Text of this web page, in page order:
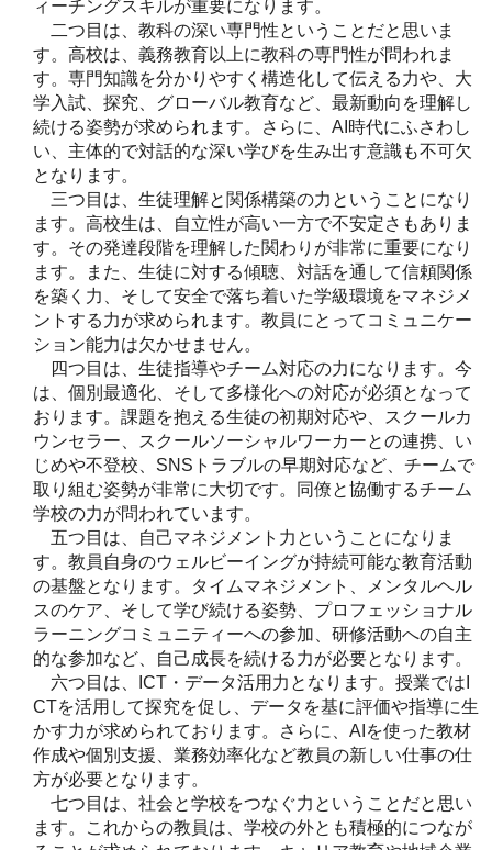
ィーチングスキルが重要になります。
二つ目は、教科の深い専門性ということだと思いま
す。高校は、義務教育以上に教科の専門性が問われま
す。専門知識を分かりやすく構造化して伝える力や、大
学入試、探究、グローバル教育など、最新動向を理解し
続ける姿勢が求められます。さらに、AI時代にふさわし
い、主体的で対話的な深い学びを生み出す意識も不可欠
となります。
三つ目は、生徒理解と関係構築の力ということになり
ます。高校生は、自立性が高い一方で不安定さもありま
す。その発達段階を理解した関わりが非常に重要になり
ます。また、生徒に対する傾聴、対話を通して信頼関係
を築く力、そして安全で落ち着いた学級環境をマネジメ
ントする力が求められます。教員にとってコミュニケー
ション能力は欠かせません。
四つ目は、生徒指導やチーム対応の力になります。今
は、個別最適化、そして多様化への対応が必須となって
おります。課題を抱える生徒の初期対応や、スクールカ
ウンセラー、スクールソーシャルワーカーとの連携、い
じめや不登校、SNSトラブルの早期対応など、チームで
取り組む姿勢が非常に大切です。同僚と協働するチーム
学校の力が問われています。
五つ目は、自己マネジメント力ということになりま
す。教員自身のウェルビーイングが持続可能な教育活動
の基盤となります。タイムマネジメント、メンタルヘル
スのケア、そして学び続ける姿勢、プロフェッショナル
ラーニングコミュニティーへの参加、研修活動への自主
的な参加など、自己成長を続ける力が必要となります。
六つ目は、ICT・データ活用力となります。授業ではI
CTを活用して探究を促し、データを基に評価や指導に生
かす力が求められております。さらに、AIを使った教材
作成や個別支援、業務効率化など教員の新しい仕事の仕
方が必要となります。
七つ目は、社会と学校をつなぐ力ということだと思い
ます。これからの教員は、学校の外とも積極的につなが